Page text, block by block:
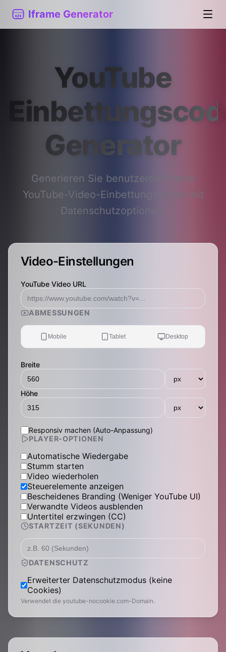
Iframe Generator
YouTube
Generator
Generieren Sie benutzerdefinierte
YouTube-Video-Einbettungscodes mit
Datenschutzoptionen.
Video-Einstellungen
YouTube Video URL
ABMESSUNGEN
Mobile Tablet Desktop
Breite
Höhe
Responsiv machen (Auto-Anpassung)
PLAYER-OPTIONEN
Automatische Wiedergabe
Stumm starten
Video wiederholen
Steuerelemente anzeigen
Bescheidenes Branding (Weniger YouTube UI)
Verwandte Videos ausblenden
Untertitel erzwingen (CC)
STARTZEIT (SEKUNDEN)
DATENSCHUTZ
Erweiterter Datenschutzmodus (keine
Cookies)
Verwendet die youtube-nocookie.com-Domain.